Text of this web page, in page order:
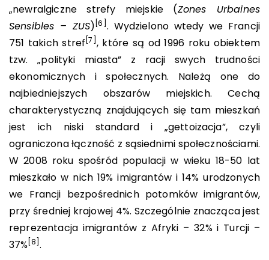
„newralgiczne strefy miejskie (Zones Urbaines
Sensibles – ZUS) [6] . Wydzielono wtedy we Francji
751 takich stref [7] , które są od 1996 roku obiektem
tzw. „polityki miasta” z racji swych trudności
ekonomicznych i społecznych. Należą one do
najbiedniejszych obszarów miejskich. Cechą
charakterystyczną znajdujących się tam mieszkań
jest ich niski standard i „gettoizacja”, czyli
ograniczona łączność z sąsiednimi społecznościami.
W 2008 roku spośród populacji w wieku 18-50 lat
mieszkało w nich 19% imigrantów i 14% urodzonych
we Francji bezpośrednich potomków imigrantów,
przy średniej krajowej 4%. Szczególnie znacząca jest
reprezentacja imigrantów z Afryki – 32% i Turcji –
37% [8] .